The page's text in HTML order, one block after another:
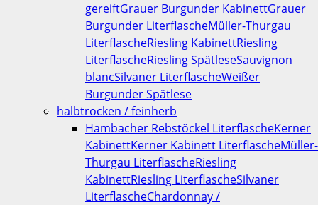
gereiftGrauer Burgunder KabinettGrauer
Burgunder LiterflascheMüller-Thurgau
LiterflascheRiesling KabinettRiesling
LiterflascheRiesling SpätleseSauvignon
blancSilvaner LiterflascheWeißer
Burgunder Spätlese
halbtrocken / feinherb
Hambacher Rebstöckel LiterflascheKerner
KabinettKerner Kabinett LiterflascheMüller-
Thurgau LiterflascheRiesling
KabinettRiesling LiterflascheSilvaner
LiterflascheChardonnay /